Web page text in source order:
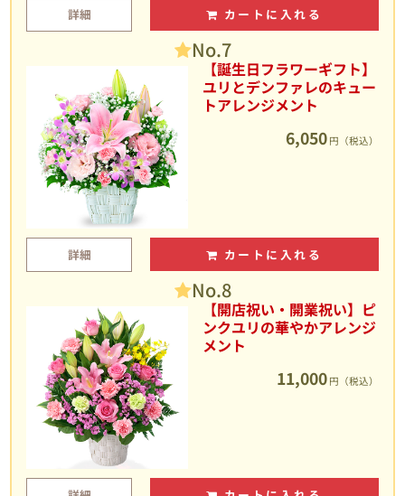
詳細 カートに入れる
No.7
【誕生日フラワーギフト】
ユリとデンファレのキュー
トアレンジメント
6,050 円（税込）
詳細 カートに入れる
No.8
【開店祝い・開業祝い】ピ
ンクユリの華やかアレンジ
メント
11,000 円（税込）